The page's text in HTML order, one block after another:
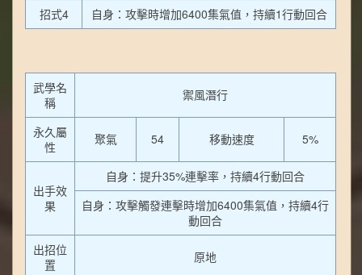
招式4
自身：攻擊時增加6400集氣值，持續1行動回合
武學名
稱
禦風潛行
永久屬
性
聚氣 54 移動速度 5%
出手效
果
自身：提升35%連擊率，持續4行動回合
自身：攻擊觸發連擊時增加6400集氣值，持續4行
動回合
出招位
置
原地